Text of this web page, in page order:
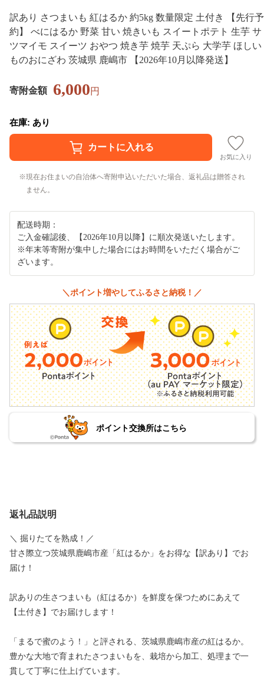
訳あり さつまいも 紅はるか 約5kg 数量限定 土付き 【先行予
約】 べにはるか 野菜 甘い 焼きいも スイートポテト 生芋 サ
ツマイモ スイーツ おやつ 焼き芋 焼芋 天ぷら 大学芋 ほしい
ものおにざわ 茨城県 鹿嶋市 【2026年10月以降発送】
寄附金額 6,000円
在庫: あり
お気に入り
現在お住まいの自治体へ寄附申込いただいた場合、返礼品は贈答され
ません。
配送時期：
ご入金確認後、【2026年10月以降】に順次発送いたします。
※年末等寄附が集中した場合にはお時間をいただく場合がご
ざいます。
＼ポイント増やしてふるさと納税！／
ポイント交換所はこちら
返礼品説明
＼ 掘りたてを熟成！／
甘さ際立つ茨城県鹿嶋市産「紅はるか」をお得な【訳あり】でお
届け！
訳ありの生さつまいも（紅はるか）を鮮度を保つためにあえて
【土付き】でお届けします！
「まるで蜜のよう！」と評される、茨城県鹿嶋市産の紅はるか。
豊かな大地で育まれたさつまいもを、栽培から加工、処理まで一
貫して丁寧に仕上げています。